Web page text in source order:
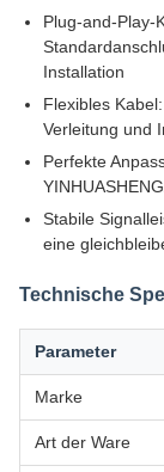
Plug-and-Play-
Installation
Flexibles
Verleitung und
Perfekte
Stabile
eine
Technische
Parameter
Marke
Art der Ware